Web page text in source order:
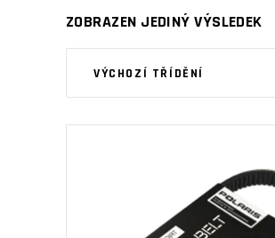
ZOBRAZEN JEDINÝ VÝSLEDEK
VÝCHOZÍ TŘÍDĚNÍ